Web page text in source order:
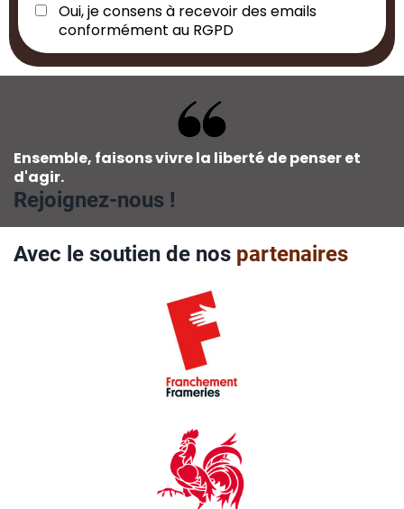
Oui, je consens à recevoir des emails
conformément au RGPD
Ensemble, faisons vivre la liberté de penser et
d'agir.
Rejoignez-nous !
Avec le soutien de nos partenaires